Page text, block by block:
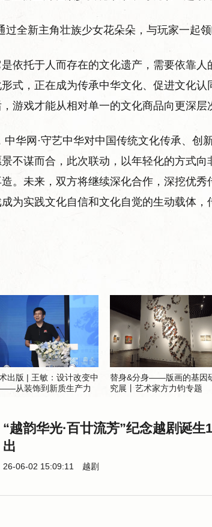
过全新主角壮族少女花朵朵，与玩家一起
依托于人而存在的文化遗产，需要依靠人
式，正在成为传承中华文化、促进文化认
游戏才能从相对单一的文化商品向更深层
中华网·守艺中华对中国传统文化传承、创
不谋而合，此次联动，以年轻化的方式向
。未来，双方将继续深化合作，深挖优秀
为实践文化自信和文化自觉的生动载体，
出版 | 王敏：设计改变中
从装饰到新质生产力
替身&分身——版画的基因
究展丨艺术家方力钧专题
“越韵华光·百廿流芳”纪念越剧诞
出
26-06-02 15:09:11 越剧